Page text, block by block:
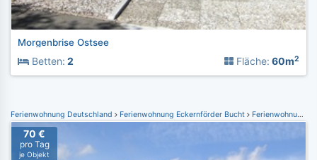
Morgenbrise Ostsee
Betten: 2 Fläche: 60m2
Ferienwohnung Deutschland Ferienwohnung Eckernförder Bucht Ferienwohnung Eckernförde
70 €
pro Tag
je Objekt